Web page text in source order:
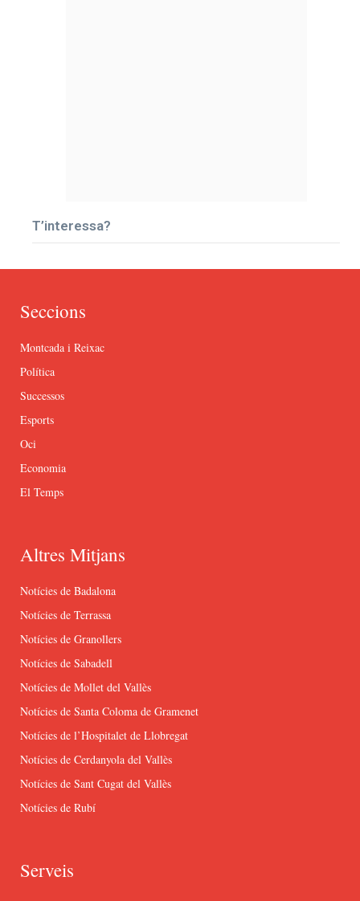
T’interessa?
Seccions
Montcada i Reixac
Política
Successos
Esports
Oci
Economia
El Temps
Altres Mitjans
Notícies de Badalona
Notícies de Terrassa
Notícies de Granollers
Notícies de Sabadell
Notícies de Mollet del Vallès
Notícies de Santa Coloma de Gramenet
Notícies de l’Hospitalet de Llobregat
Notícies de Cerdanyola del Vallès
Notícies de Sant Cugat del Vallès
Notícies de Rubí
Serveis